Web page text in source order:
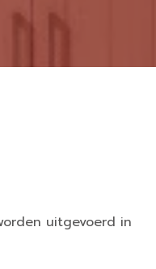
uitgevoerd in